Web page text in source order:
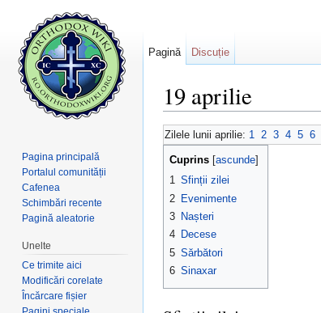
19 aprilie
Zilele lunii aprilie: 1 2 3 4 5 6
Cuprins ascunde
1 Sfinții zilei
2 Evenimente
3 Nașteri
4 Decese
5 Sărbători
6 Sinaxar
Pagină Discuție
Pagina principală
Portalul comunității
Cafenea
Schimbări recente
Pagină aleatorie
Unelte
Ce trimite aici
Modificări corelate
Încărcare fișier